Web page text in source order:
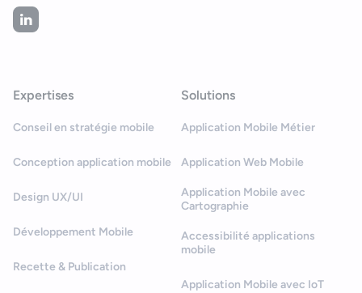
Expertises
Conseil en stratégie mobile
Conception application mobile
Design UX/UI
Développement Mobile
Recette & Publication
Solutions
Application Mobile Métier
Application Web Mobile
Application Mobile avec
Cartographie
Accessibilité applications
mobile
Application Mobile avec IoT